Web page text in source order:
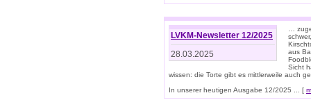
LVKM-Newsletter 12/2025
28.03.2025
…
aus
Sicht
wissen: die Torte gibt es mittlerweile auch
In unserer heutigen Ausgabe 12/2025 ... [